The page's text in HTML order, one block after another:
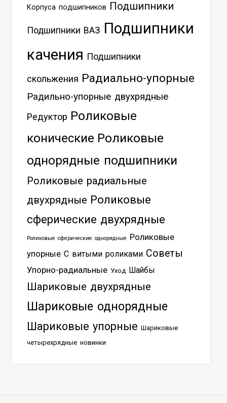
Корпуса подшипников Подшипники
Подшипники ВАЗ Подшипники
качения Подшипники
скольжения Радиально-упорные
Радильно-упорные двухрядные
Редуктор Роликовые
конические Роликовые
однорядные подшипники
Роликовые радиальные
двухрядные Роликовые
сферические двухрядные
Роликовые сферические однорядные
Роликовые
упорные С витыми роликами Советы
Упорно-радиальные Уход Шайбы
Шариковые двухрядные
Шариковые однорядные
Шариковые упорные Шариковые
четырехрядные новинки